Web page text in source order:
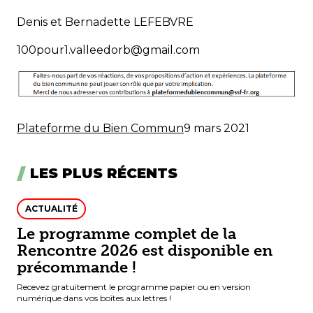
Denis et Bernadette LEFEBVRE
100pour1.valleedorb@gmail.com
Plateforme du Bien Commun9 mars 2021
LES PLUS RÉCENTS
ACTUALITÉ
Le programme complet de la
Rencontre 2026 est disponible en
précommande !
Recevez gratuitement le programme papier ou en version
numérique dans vos boîtes aux lettres !